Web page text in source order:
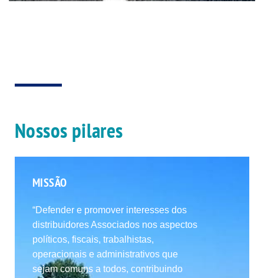
Nossos pilares
MISSÃO
“Defender e promover interesses dos
distribuidores Associados nos aspectos
políticos, fiscais, trabalhistas,
operacionais e administrativos que
sejam comuns a todos, contribuindo